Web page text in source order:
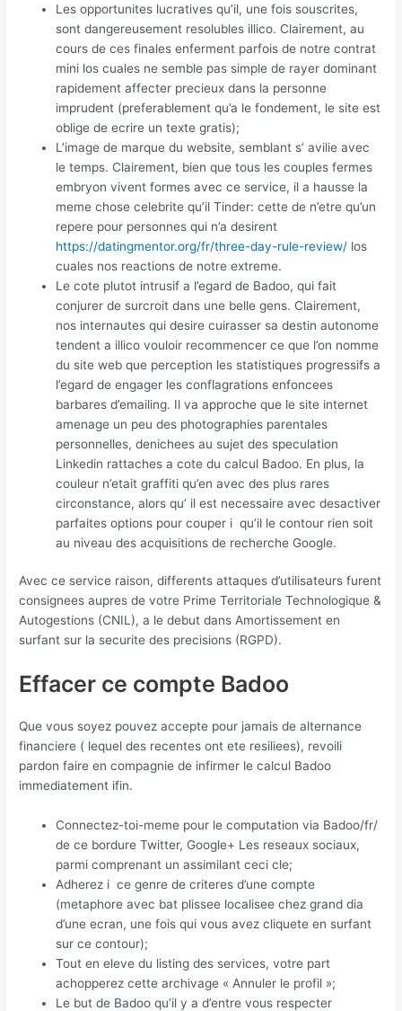
Les opportunites lucratives qu’il, une fois souscrites,
sont dangereusement resolubles illico. Clairement, au
cours de ces finales enferment parfois de notre contrat
mini los cuales ne semble pas simple de rayer dominant
rapidement affecter precieux dans la personne
imprudent (preferablement qu’a le fondement, le site est
oblige de ecrire un texte gratis);
L’image de marque du website, semblant s’ avilie avec
le temps. Clairement, bien que tous les couples fermes
embryon vivent formes avec ce service, il a hausse la
meme chose celebrite qu’il Tinder: cette de n’etre qu’un
repere pour personnes qui n’a desirent
https://datingmentor.org/fr/three-day-rule-review/ los
cuales nos reactions de notre extreme.
Le cote plutot intrusif a l’egard de Badoo, qui fait
conjurer de surcroit dans une belle gens. Clairement,
nos internautes qui desire cuirasser sa destin autonome
tendent a illico vouloir recommencer ce que l’on nomme
du site web que perception les statistiques progressifs a
l’egard de engager les conflagrations enfoncees
barbares d’emailing. Il va approche que le site internet
amenage un peu des photographies parentales
personnelles, denichees au sujet des speculation
Linkedin rattaches a cote du calcul Badoo. En plus, la
couleur n’etait graffiti qu’en avec des plus rares
circonstance, alors qu’ il est necessaire avec desactiver
parfaites options pour couper i qu’il le contour rien soit
au niveau des acquisitions de recherche Google.
Avec ce service raison, differents attaques d’utilisateurs furent
consignees aupres de votre Prime Territoriale Technologique &
Autogestions (CNIL), a le debut dans Amortissement en
surfant sur la securite des precisions (RGPD).
Effacer ce compte Badoo
Que vous soyez pouvez accepte pour jamais de alternance
financiere ( lequel des recentes ont ete resiliees), revoili
pardon faire en compagnie de infirmer le calcul Badoo
immediatement ifin.
Connectez-toi-meme pour le computation via Badoo/fr/
de ce bordure Twitter, Google+ Les reseaux sociaux,
parmi comprenant un assimilant ceci cle;
Adherez i ce genre de criteres d’une compte
(metaphore avec bat plissee localisee chez grand dia
d’une ecran, une fois qui vous avez cliquete en surfant
sur ce contour);
Tout en eleve du listing des services, votre part
achopperez cette archivage « Annuler le profil »;
Le but de Badoo qu’il y a d’entre vous respecter